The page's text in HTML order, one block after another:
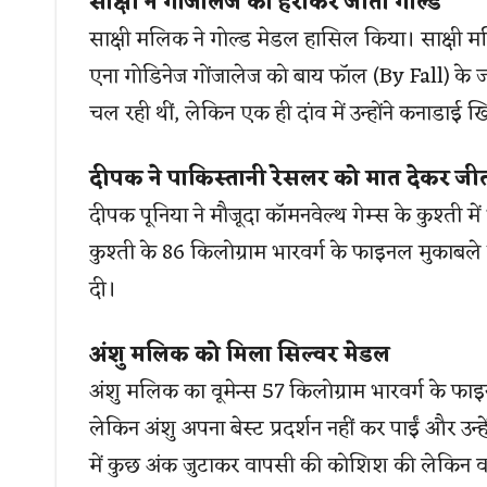
साक्षी मलिक ने गोल्ड मेडल हासिल किया। साक्षी
एना गोडिनेज गोंजालेज को बाय फॉल (By Fall)
चल रही थीं, लेकिन एक ही दांव में उन्होंने कनाडाई
दीपक ने पाकिस्तानी रेसलर को मात देकर
दीपक पूनिया ने मौजूदा कॉमनवेल्थ गेम्स के कुश्ती में
कुश्ती के 86 किलोग्राम भारवर्ग के फाइनल
दी।
अंशु मलिक को मिला सिल्वर मेडल
अंशु मलिक का वूमेन्स 57 किलोग्राम भारवर्ग के
लेकिन अंशु अपना बेस्ट प्रदर्शन नहीं कर पाईं और
में कुछ अंक जुटाकर वापसी की कोशिश की लेकिन